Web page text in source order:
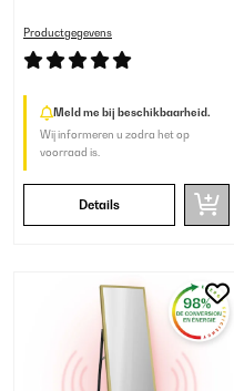
Productgegevens
Meld me bij beschikbaarheid.
Wij informeren u zodra het op
voorraad is.
Details